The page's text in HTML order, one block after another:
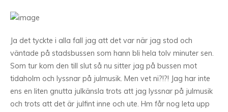
Ja det tyckte i alla fall jag att det var när jag stod och
väntade på stadsbussen som hann bli hela tolv minuter sen.
Som tur kom den till slut så nu sitter jag på bussen mot
tidaholm och lyssnar på julmusik. Men vet ni?!?! Jag har inte
ens en liten gnutta julkänsla trots att jag lyssnar på julmusik
och trots att det är julfint inne och ute. Hm får nog leta upp